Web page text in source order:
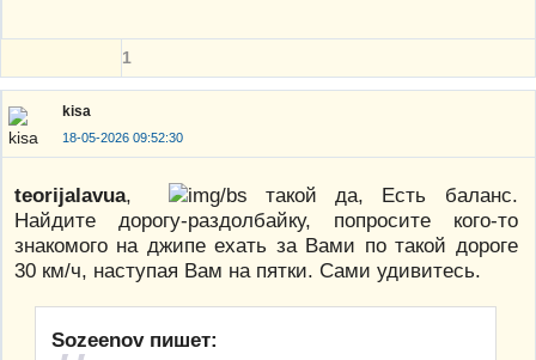
1
kisa
18-05-2026 09:52:30
teorijalavua,
такой да, Есть баланс.
Найдите дорогу-раздолбайку, попросите кого-то
знакомого на джипе ехать за Вами по такой дороге
30 км/ч, наступая Вам на пятки. Сами удивитесь.
Sozeenov пишет: